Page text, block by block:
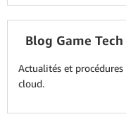
Blog Game Tech
Actualités et
cloud.